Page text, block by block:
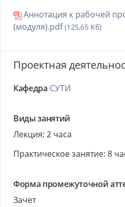
Аннотация к рабочей
(модуля).pdf(125,65 Кб)
Проектная
Кафедра СУТИ
Виды занятий
Лекция: 2 часа
Практическое занятие: 8
Форма промежуточной
Зачет